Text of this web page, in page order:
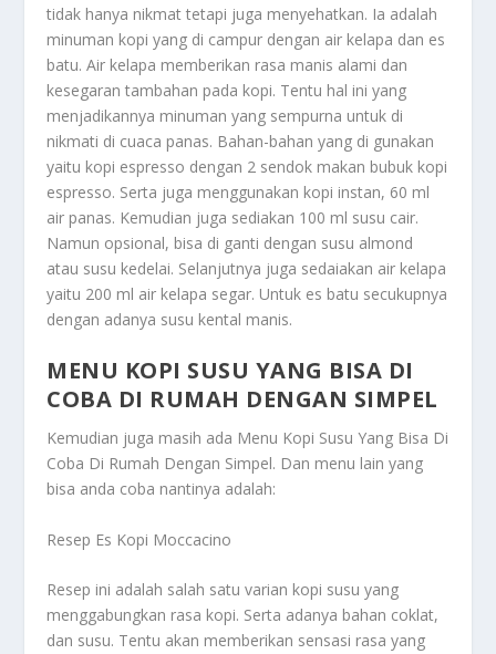
tidak hanya nikmat tetapi juga menyehatkan. Ia adalah
minuman kopi yang di campur dengan air kelapa dan es
batu. Air kelapa memberikan rasa manis alami dan
kesegaran tambahan pada kopi. Tentu hal ini yang
menjadikannya minuman yang sempurna untuk di
nikmati di cuaca panas. Bahan-bahan yang di gunakan
yaitu kopi espresso dengan 2 sendok makan bubuk kopi
espresso. Serta juga menggunakan kopi instan, 60 ml
air panas. Kemudian juga sediakan 100 ml susu cair.
Namun opsional, bisa di ganti dengan susu almond
atau susu kedelai. Selanjutnya juga sedaiakan air kelapa
yaitu 200 ml air kelapa segar. Untuk es batu secukupnya
dengan adanya susu kental manis.
MENU KOPI SUSU YANG BISA DI
COBA DI RUMAH DENGAN SIMPEL
Kemudian juga masih ada Menu Kopi Susu Yang Bisa Di
Coba Di Rumah Dengan Simpel. Dan menu lain yang
bisa anda coba nantinya adalah:
Resep Es Kopi Moccacino
Resep ini adalah salah satu varian kopi susu yang
menggabungkan rasa kopi. Serta adanya bahan coklat,
dan susu. Tentu akan memberikan sensasi rasa yang